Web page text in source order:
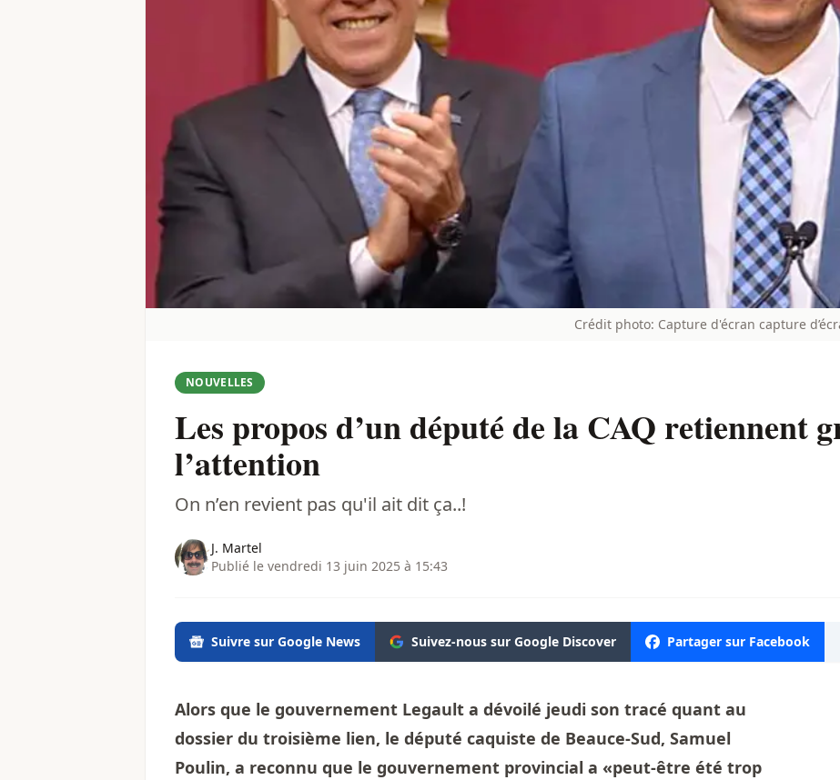
Crédit photo: Capture d'écran capture
NOUVELLES
Les propos d’un député de la CAQ retiennent
l’attention
On n’en revient pas qu'il ait dit ça..!
J. Martel
Publié le vendredi 13 juin 2025 à 15:43
Suivre sur Google News Suivez-nous sur Google Discover Partager sur Facebook
Alors que le gouvernement Legault a dévoilé jeudi son tracé quant au
dossier du troisième lien, le député caquiste de Beauce-Sud, Samuel
Poulin, a reconnu que le gouvernement provincial a «peut-être été trop